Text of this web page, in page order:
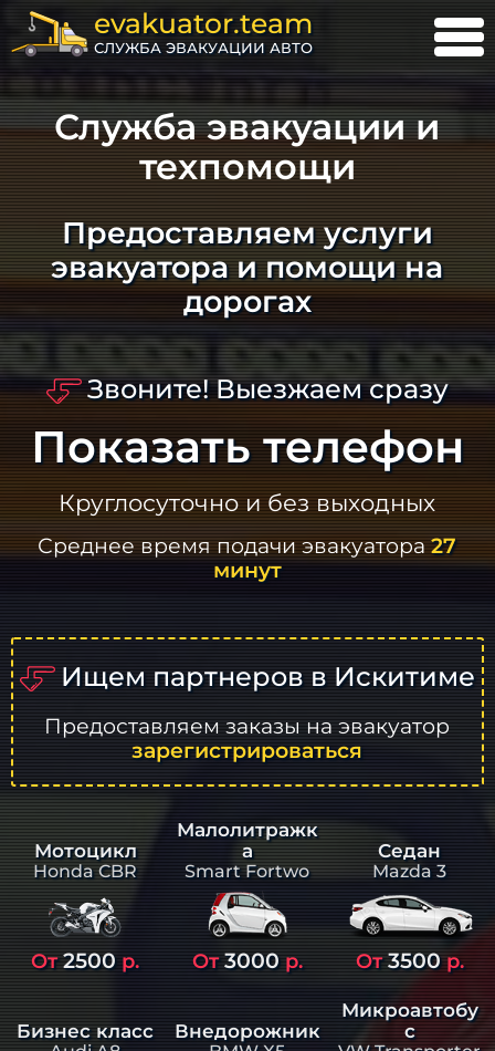
evakuator.team
СЛУЖБА ЭВАКУАЦИИ АВТО
Служба эвакуации и
техпомощи
Предоставляем услуги
эвакуатора и помощи на
дорогах
Звоните! Выезжаем сразу
Показать телефон
Круглосуточно и без выходных
Среднее время подачи эвакуатора27
минут
Ищем партнеров в Искитиме
Предоставляем заказы на эвакуатор
зарегистрироваться
Мотоцикл
Honda CBR
От2500р.
Малолитражк
а
Smart Fortwo
От3000р.
Седан
Mazda 3
От3500р.
Бизнес класс Внедорожник
Микроавтобу
с